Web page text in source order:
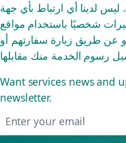
لدينا أي ارتباط بأي جهة
شخصيًا باستخدام مواقع
عن طريق زيارة سفارتهم أو
Want services news and
newsletter.